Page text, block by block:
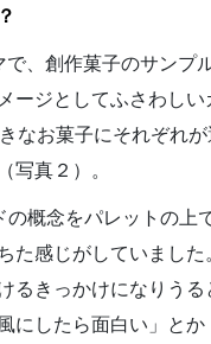
、創作菓子のサンプ
ージとしてふさわし
なお菓子にそれぞれ
真２）。
概念をパレットの上
感じがしていまし
るきっかけになりう
したら面白い」と